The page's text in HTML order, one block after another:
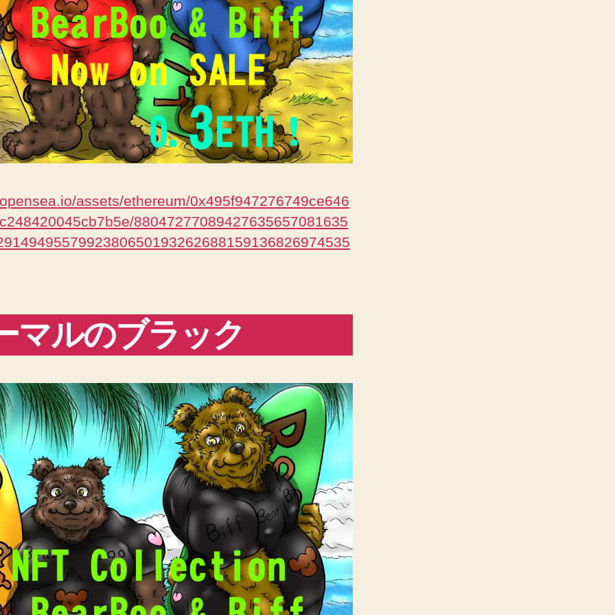
assets/ethereum/0x495f947276749ce646
88047277089427635657081635
マルのブラック